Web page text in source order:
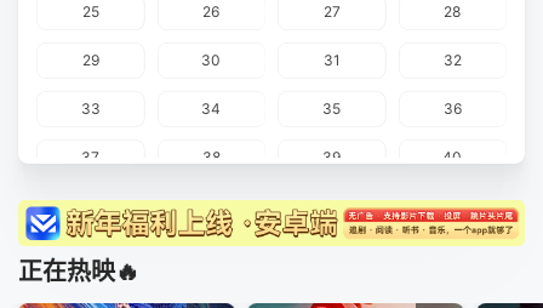
25 26 27 28
29 30 31 32
33 34 35 36
37 38 39 40
正在热映🔥